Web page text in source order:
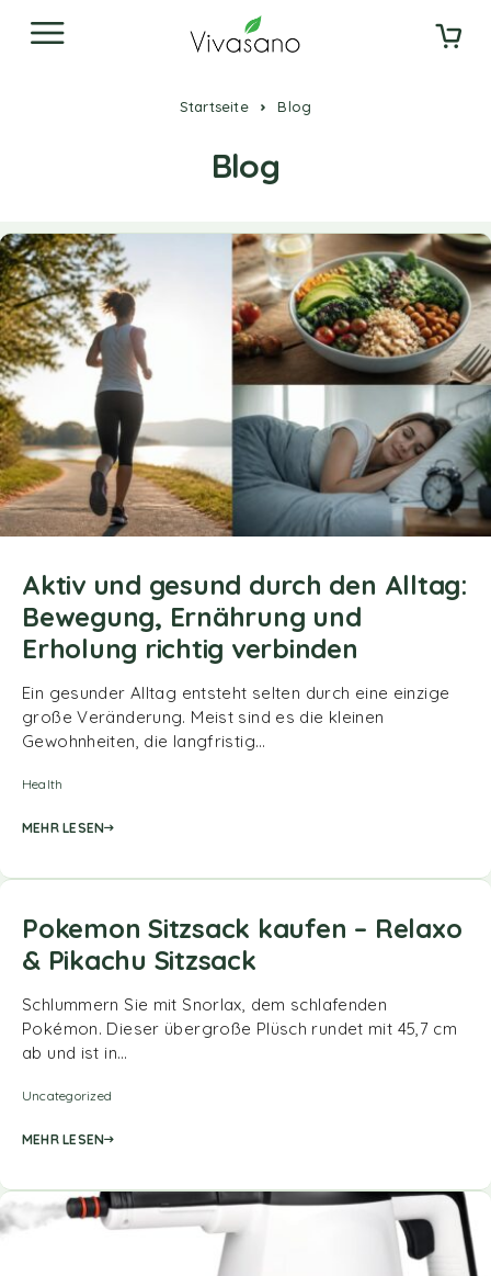
Startseite Blog
Blog
Aktiv und gesund durch den Alltag:
Bewegung, Ernährung und
Erholung richtig verbinden
Ein gesunder Alltag entsteht selten durch eine einzige
große Veränderung. Meist sind es die kleinen
Gewohnheiten, die langfristig…
Health
MEHR LESEN
Pokemon Sitzsack kaufen – Relaxo
& Pikachu Sitzsack
Schlummern Sie mit Snorlax, dem schlafenden
Pokémon. Dieser übergroße Plüsch rundet mit 45,7 cm
ab und ist in…
Uncategorized
MEHR LESEN